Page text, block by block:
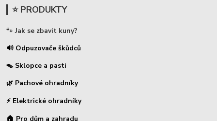
⭐ PRODUKTY
🐾 Jak se zbavit kuny?
🔊 Odpuzovače škůdců
🪤 Sklopce a pasti
🌿 Pachové ohradníky
⚡ Elektrické ohradníky
🏠 Pro dům a zahradu